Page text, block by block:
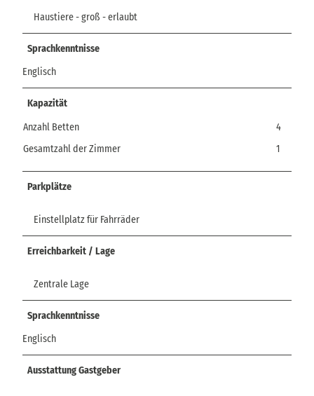
Haustiere - groß - erlaubt
Sprachkenntnisse
Englisch
Kapazität
Anzahl Betten
4
Gesamtzahl der Zimmer
1
Parkplätze
Einstellplatz für Fahrräder
Erreichbarkeit / Lage
Zentrale Lage
Sprachkenntnisse
Englisch
Ausstattung Gastgeber